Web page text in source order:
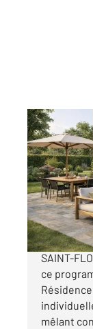
ST
135,90 m2,
Ref : 3394
Maison
Votre
SAINT-
ce
Résidence
mêlant